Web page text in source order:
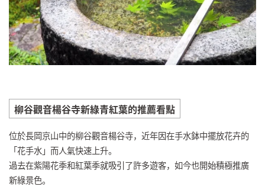
柳谷觀音楊谷寺新綠青紅葉的推薦看點
位於長岡京山中的柳谷觀音楊谷寺，近年因在手水鉢中擺放花卉的
「花手水」而人氣快速上升。
過去在紫陽花季和紅葉季就吸引了許多遊客，如今也開始積極推廣
新綠景色。